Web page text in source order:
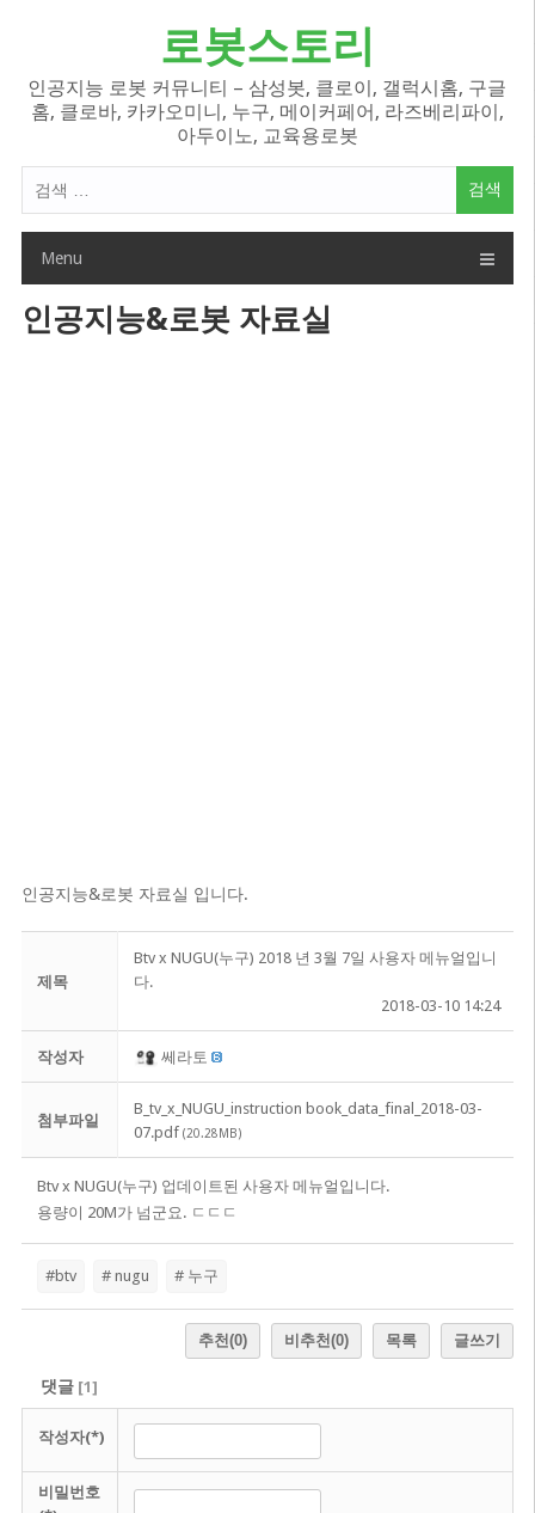
로봇스토리
인공지능 로봇 커뮤니티 – 삼성봇, 클로이, 갤럭시홈, 구글
홈, 클로바, 카카오미니, 누구, 메이커페어, 라즈베리파이,
아두이노, 교육용로봇
색
Menu
인공지능&로봇 자료실
인공지능&로봇 자료실 입니다.
제목
Btv x NUGU(누구) 2018 년 3월 7일 사용자 메뉴얼입니
다.
2018-03-10 14:24
작성자 쎄라토
첨부파일
B_tv_x_NUGU_instruction book_data_final_2018-03-
07.pdf (20.28MB)
Btv x NUGU(누구) 업데이트된 사용자 메뉴얼입니다.
용량이 20M가 넘군요. ㄷㄷㄷ
#btv # nugu # 누구
추천(0) 비추천(0) 목록 글쓰기
댓글[1]
작성자(*)
비밀번호